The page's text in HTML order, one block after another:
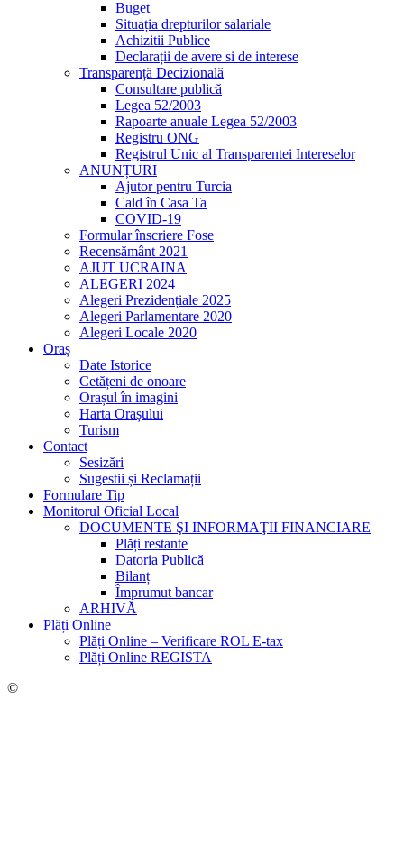
Buget
Situația drepturilor salariale
Achizitii Publice
Declarații de avere si de interese
Transparență Decizională
Consultare publică
Legea 52/2003
Rapoarte anuale Legea 52/2003
Registru ONG
Registrul Unic al Transparentei Intereselor
ANUNȚURI
Ajutor pentru Turcia
Cald în Casa Ta
COVID-19
Formular înscriere Fose
Recensământ 2021
AJUT UCRAINA
ALEGERI 2024
Alegeri Prezidențiale 2025
Alegeri Parlamentare 2020
Alegeri Locale 2020
Oraș
Date Istorice
Cetățeni de onoare
Orașul în imagini
Harta Orașului
Turism
Contact
Sesizări
Sugestii și Reclamații
Formulare Tip
Monitorul Oficial Local
DOCUMENTE ŞI INFORMAŢII FINANCIARE
Plăți restante
Datoria Publică
Bilanț
Împrumut bancar
ARHIVĂ
Plăți Online
Plăți Online – Verificare ROL E-tax
Plăți Online REGISTA
©